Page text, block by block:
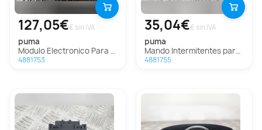
127,05€€ sin IVA
puma
Modulo Electronico Para Ford Puma
4881753
35,04€€ sin IVA
puma
Mando Intermitentes para Ford Puma
4881755